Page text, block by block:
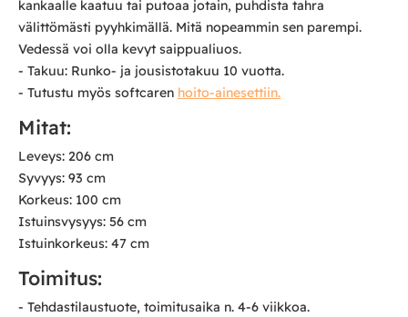
kankaalle kaatuu tai putoaa jotain, puhdista tahra
välittömästi pyyhkimällä. Mitä nopeammin sen parempi.
Vedessä voi olla kevyt saippualiuos.
- Takuu: Runko- ja jousistotakuu 10 vuotta.
- Tutustu myös softcaren hoito-ainesettiin.
Mitat:
Leveys: 206 cm
Syvyys: 93 cm
Korkeus: 100 cm
Istuinsvysyys: 56 cm
Istuinkorkeus: 47 cm
Toimitus:
- Tehdastilaustuote, toimitusaika n. 4-6 viikkoa.